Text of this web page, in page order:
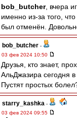
bob_butcher, вчера
именно из-за того,
был отменён.
bob_butcher -
03 фев 2024 10:50
Друзья, кто знает,
АльДжазира сегодня
Пустят простых
starry_kashka -
03 фев 2024 09:55